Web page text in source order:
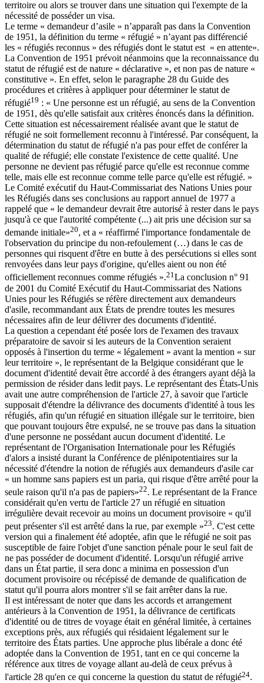
territoire ou alors se trouver dans une situation qui l'exempte de la
nécessité de posséder un visa.
Le terme « demandeur d’asile » n’apparaît pas dans la Convention
de 1951, la définition du terme « réfugié » n’ayant pas différencié
les « réfugiés reconnus » des réfugiés dont le statut est « en attente».
La Convention de 1951 prévoit néanmoins que la reconnaissance du
statut de réfugié est de nature « déclarative », et non pas de nature «
constitutive ». En effet, selon le paragraphe 28 du Guide des
procédures et critères à appliquer pour déterminer le statut de
réfugié19 : « Une personne est un réfugié, au sens de la Convention
de 1951, dès qu'elle satisfait aux critères énoncés dans la définition.
Cette situation est nécessairement réalisée avant que le statut de
réfugié ne soit formellement reconnu à l'intéressé. Par conséquent, la
détermination du statut de réfugié n'a pas pour effet de conférer la
qualité de réfugié; elle constate l'existence de cette qualité. Une
personne ne devient pas réfugié parce qu'elle est reconnue comme
telle, mais elle est reconnue comme telle parce qu'elle est réfugié. »
Le Comité exécutif du Haut-Commissariat des Nations Unies pour
les Réfugiés dans ses conclusions au rapport annuel de 1977 a
rappelé que « le demandeur devrait être autorisé à rester dans le pays
jusqu'à ce que l'autorité compétente (...) ait pris une décision sur sa
demande initiale»20, et a « réaffirmé l'importance fondamentale de
l'observation du principe du non-refoulement (…) dans le cas de
personnes qui risquent d'être en butte à des persécutions si elles sont
renvoyées dans leur pays d'origine, qu'elles aient ou non été
officiellement reconnues comme réfugiés ».21 La conclusion n° 91
de 2001 du Comité Exécutif du Haut-Commissariat des Nations
Unies pour les Réfugiés se réfère directement aux demandeurs
d'asile, recommandant aux États de prendre toutes les mesures
nécessaires afin de leur délivrer des documents d'identité.
La question a cependant été posée lors de l'examen des travaux
préparatoire de savoir si les auteurs de la Convention seraient
opposés à l'insertion du terme « légalement » avant la mention « sur
leur territoire », le représentant de la Belgique considérant que le
document d'identité devait être accordé à des étrangers ayant déjà la
permission de résider dans ledit pays. Le représentant des États-Unis
avait une autre compréhension de l'article 27, à savoir que l'article
supposait d'étendre la délivrance des documents d'identité à tous les
réfugiés, afin qu'un réfugié en situation illégale sur le territoire, bien
que pouvant toujours être expulsé, ne se trouve pas dans la situation
d'une personne ne possédant aucun document d'identité. Le
représentant de l'Organisation Internationale pour les Réfugiés
d'alors a insisté durant la Conférence de plénipotentiaires sur la
nécessité d'étendre la notion de réfugiés aux demandeurs d'asile car
« un homme sans papiers est un paria, qui risque d'être arrêté pour la
seule raison qu'il n'a pas de papiers»22. Le représentant de la France
considérait qu'en vertu de l'article 27 un réfugié en situation
irrégulière devait recevoir au moins un document provisoire « qu'il
peut présenter s'il est arrêté dans la rue, par exemple »23. C'est cette
version qui a finalement été adoptée, afin que le réfugié ne soit pas
susceptible de faire l'objet d'une sanction pénale pour le seul fait de
ne pas posséder de document d'identité. Lorsqu'un réfugié arrive
dans un État partie, il sera donc a minima en possession d'un
document provisoire ou récépissé de demande de qualification de
statut qu'il pourra alors montrer s'il se fait arrêter dans la rue.
Il est intéressant de noter que dans les accords et arrangement
antérieurs à la Convention de 1951, la délivrance de certificats
d'identité ou de titres de voyage était en général limitée, à certaines
exceptions près, aux réfugiés qui résidaient légalement sur le
territoire des États parties. Une approche plus libérale a donc été
adoptée dans la Convention de 1951, tant en ce qui concerne la
référence aux titres de voyage allant au-delà de ceux prévus à
l'article 28 qu'en ce qui concerne la question du statut de réfugié24.